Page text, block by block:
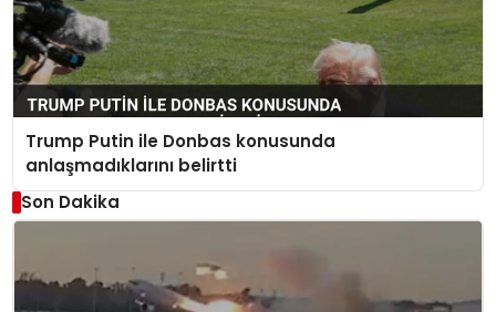
Trump Putin ile Donbas konusunda
anlaşmadıklarını belirtti
Son Dakika